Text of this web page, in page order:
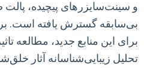
و سینت‌سایزرهای پیچیده،
بی‌سابقه گسترش یافته است.
برای این منابع جدید، مطالعه
تحلیل زیبایی‌شناسانه آثار